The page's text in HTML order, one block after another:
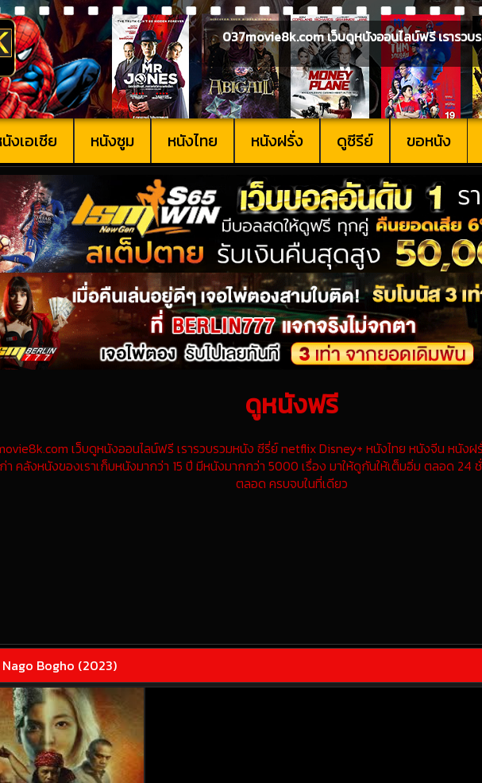
037movie8k.com เว็บดูหนังออนไลน์ฟรี เรารว
งเอเชีย หนังซูม หนังไทย หนังฝรั่ง ดูซีรีย์ ขอหนัง
ดูหนังฟรี
เว็บดูหนังออนไลน์ฟรี เรารวบรวมหนัง ซีรี่ย์ netflix Disney+ หนังไทย หนังจีน หนังฝ
า คลังหนังของเราเก็บหนังมากว่า 15 ปี มีหนังมากกว่า 5000 เรื่อง มาให้ดูกันให้เต็มอิ่ม ตลอด 24
ตลอด ครบจบในที่เดียว
Nago Bogho (2023)